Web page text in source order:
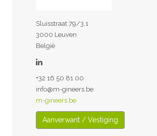
Sluisstraat 79/3.1
3000 Leuven
België
+32 16 50 81 00
info@m-gineers.be
m-gineers.be
Aanverwant / Vestiging